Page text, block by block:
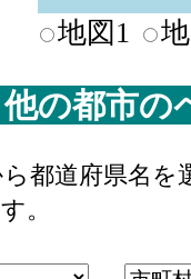
688[
万円](2016)：
円](2016)：化
れた価値
現在高[百万円
形固定資産年末
製品・石炭製
は加工所の数
地図1
他の都市の
都道府県名
。